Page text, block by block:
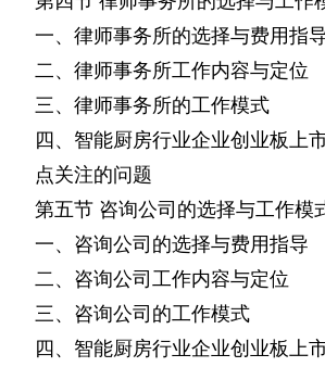
一、律师事务所的选择与费用指
二、律师事务所工作内容与定位
三、律师事务所的工作模式
四、智能厨房行业企业创业板上
点关注的问题
第五节 咨询公司的选择与工作模
一、咨询公司的选择与费用指导
二、咨询公司工作内容与定位
三、咨询公司的工作模式
四、智能厨房行业企业创业板上